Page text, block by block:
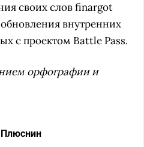
своих слов finargot
внутренних
с проектом Battle Pass.
орфографии и